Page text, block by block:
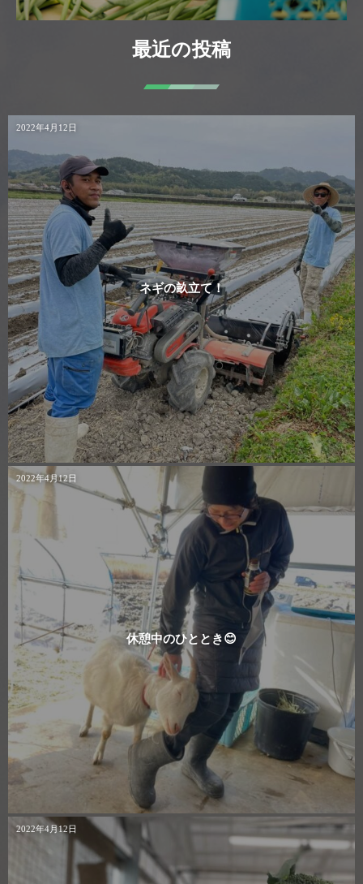
最近の投稿
2022年4月12日
ネギの畝立て！
2022年4月12日
休憩中のひととき😊
2022年4月12日